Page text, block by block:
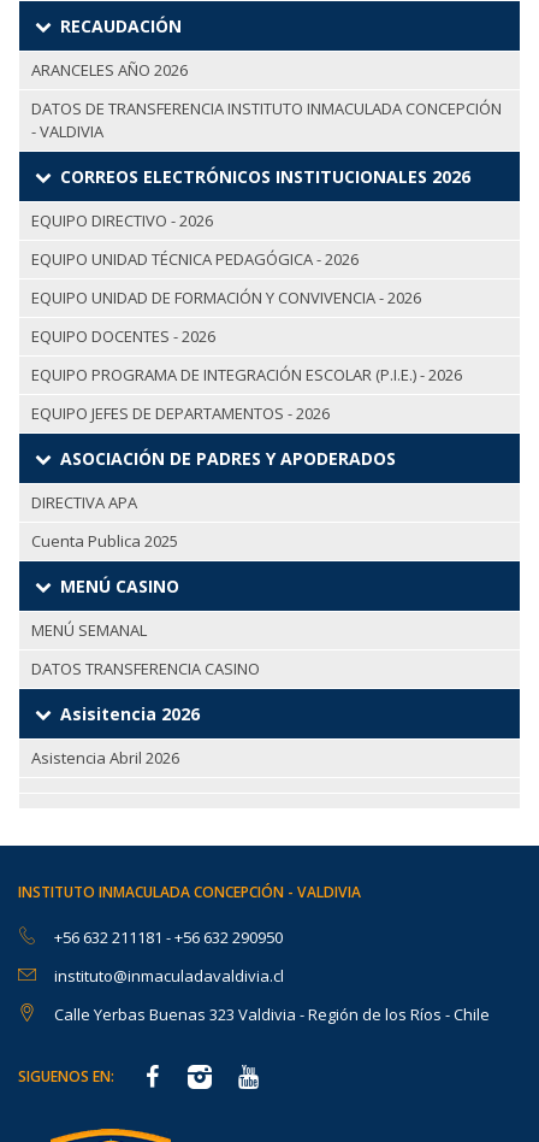
RECAUDACIÓN
ARANCELES AÑO 2026
DATOS DE TRANSFERENCIA INSTITUTO INMACULADA CONCEPCIÓN
- VALDIVIA
CORREOS ELECTRÓNICOS INSTITUCIONALES 2026
EQUIPO DIRECTIVO - 2026
EQUIPO UNIDAD TÉCNICA PEDAGÓGICA - 2026
EQUIPO UNIDAD DE FORMACIÓN Y CONVIVENCIA - 2026
EQUIPO DOCENTES - 2026
EQUIPO PROGRAMA DE INTEGRACIÓN ESCOLAR (P.I.E.) - 2026
EQUIPO JEFES DE DEPARTAMENTOS - 2026
ASOCIACIÓN DE PADRES Y APODERADOS
DIRECTIVA APA
Cuenta Publica 2025
MENÚ CASINO
MENÚ SEMANAL
DATOS TRANSFERENCIA CASINO
Asisitencia 2026
Asistencia Abril 2026
INSTITUTO INMACULADA CONCEPCIÓN - VALDIVIA
+56 632 211181 -+56 632 290950
instituto@inmaculadavaldivia.cl
Calle Yerbas Buenas 323 Valdivia - Región de los Ríos - Chile
SIGUENOS EN: